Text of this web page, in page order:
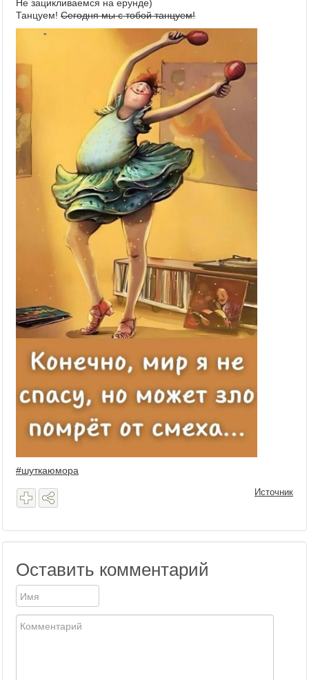
Не зацикливаемся на ерунде)
Танцуем! Сегодня мы с тобой танцуем!
#шуткаюмора
Источник
Оставить комментарий